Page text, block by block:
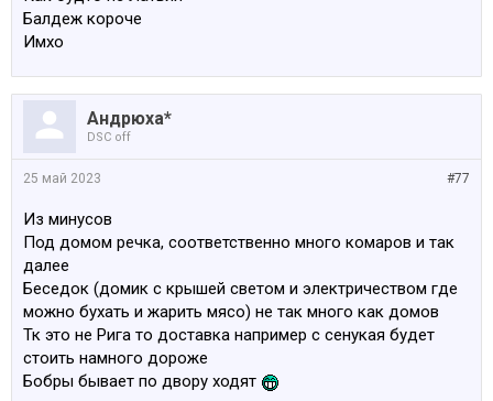
Все 5 этажки
Балдеж короче
Имхо
Андрюха*
DSC off
#77
25 май 2023
Из минусов
Под домом речка, соответственно много комаров и так
далее
Беседок (домик с крышей светом и электричеством где
можно бухать и жарить мясо) не так много как домов
Тк это не Рига то доставка например с сенукая будет
стоить намного дороже
Бобры бывает по двору ходят